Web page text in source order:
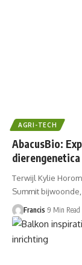
AGRI-TECH
AbacusBio:
Terwijl Kylie
Summit
Francis 9 Min Read